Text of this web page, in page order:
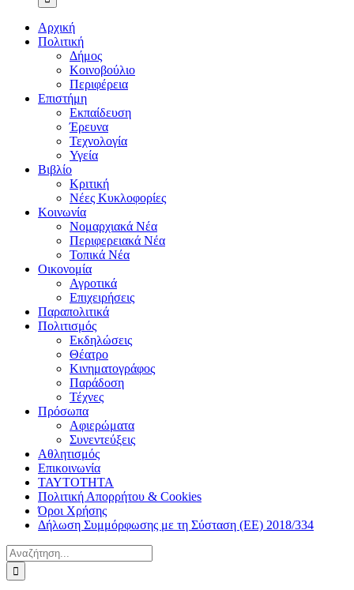
Αρχική
Πολιτική
Δήμος
Κοινοβούλιο
Περιφέρεια
Επιστήμη
Εκπαίδευση
Έρευνα
Τεχνολογία
Υγεία
Βιβλίο
Κριτική
Νέες Κυκλοφορίες
Κοινωνία
Νομαρχιακά Νέα
Περιφερειακά Νέα
Τοπικά Νέα
Οικονομία
Αγροτικά
Επιχειρήσεις
Παραπολιτικά
Πολιτισμός
Εκδηλώσεις
Θέατρο
Κινηματογράφος
Παράδοση
Τέχνες
Πρόσωπα
Αφιερώματα
Συνεντεύξεις
Αθλητισμός
Επικοινωνία
ΤΑΥΤΟΤΗΤΑ
Πολιτική Απορρήτου & Cookies
Όροι Χρήσης
Δήλωση Συμμόρφωσης με τη Σύσταση (ΕΕ) 2018/334
Αναζήτηση
για: